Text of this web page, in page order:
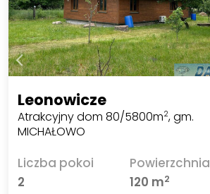
Leonowicze
Atrakcyjny dom 80/5800m2, gm.
MICHAŁOWO
Liczba pokoi
2
Powierzchnia
120 m2